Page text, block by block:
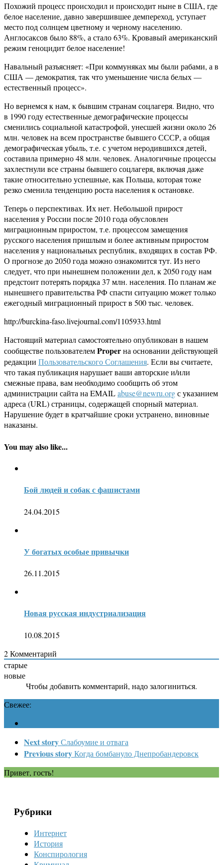
Похожий процесс происходил и происходит ныне в США, где
белое население, давно завершившее демпереход, уступает
место под солнцем цветному и черному населению.
Англосаксов было 88%, а стало 63%. Кровавый американский
режим геноцидит белое население!
Навальный разъясняет: «При коммуняках мы были рабами, а в
США — демократия, так что уменьшение числа белых —
естественный процесс».
Но вернемся к нам, к бывшим странам соцлагеря. Видно, что
в 1990 году естественные демографические процессы
сменились социальной катастрофой, унесшей жизни около 26
млн. человек на всем пространстве бывшего СССР, а общая
демографическая убыль, т.е. с учетом неродившихся детей,
составила примерно 48 млн. человек. Аналогичные процессы
захлестнули все страны бывшего соцлагеря, включая даже
такие относительно успешные, как Польша, которая тоже
резко сменила тенденцию роста населения к остановке.
Теперь о перспективах. Их нет. Небольшой прирост
населения у России после 2010 года обусловлен
миграционным приростом, т.е. процессом замещения
русского населения пришлым и более активным приростом
населения у национальных республик, входящих в состав РФ.
О прогнозе до 2050 года можно ознакомится тут. Из него
следует, что при нынешнем положении дел, к 2050 году нам
предстоит потерять порядка 37 млн. населения. По планам же
нынешнего правительства РФ спасти ситуацию может только
ежегодный миграционный прирост в 500 тыс. человек.
http://burckina-faso.livejournal.com/1105933.html
Настоящий материал самостоятельно опубликован в нашем
сообществе пользователемProperна основании действующей
редакции Пользовательского Соглашения. Если вы считаете,
что такая публикация нарушает ваши авторские и/или
смежные права, вам необходимо сообщить об этом
администрации сайта на EMAILabuse@newru.orgс указанием
адреса (URL) страницы, содержащей спорный материал.
Нарушение будет в кратчайшие сроки устранено, виновные
наказаны.
You may also like...
Бой людей и собак с фашистами
24.04.2015
У богатых особые привычки
26.11.2015
Новая русская индустриализация
10.08.2015
2Комментарий
старые
новые
Чтобы добавить комментарий, надо залогиниться.
Свежее:
Next storyСлабоумие и отвага
Previous storyКогда бомбануло Днепробандеровск
Привет, гость!
Рубрики
Интернет
История
Конспирология